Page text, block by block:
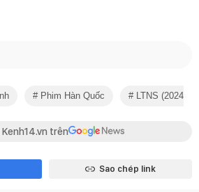
Phim Hàn Quốc LTNS (2024)
trên
Sao chép link